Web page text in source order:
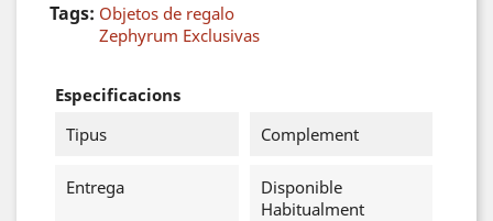
Tags: Objetos de regalo
Zephyrum Exclusivas
Especificacions
Tipus
Complement
Entrega
Disponible
Habitualment